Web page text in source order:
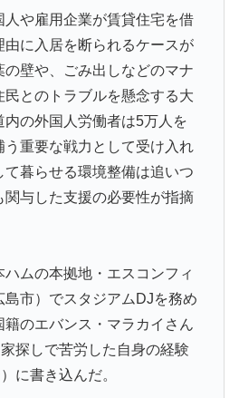
回カメラが逃げる」【海外の反
帝強占期前後の写真を見てみよ
安泰だ」16歳MF三井寺眞、衝撃
歴代2位の記録！3得点に絡む活躍
反応】
にしてしまうまさかの瞬間！！
ちしたろ！（ﾌﾞﾘｯw）」
籍金が交渉の壁に..現地サポの本
応】
ンチン協会、FIFA会長に断固たる
ないんだなｗ」
作品ばかりアニメ化してて心配に
や雇用企業が賃貸住宅を借
由に入居を断られるケースが
壁や、ごみ出しなどのマナ
民とのトラブルを懸念する大
の外国人労働者は5万人を
う重要な戦力として受け入れ
て暮らせる環境整備は追いつ
関与した支援の必要性が指摘
ムの本拠地・エスコンフィ
島市）でスタジアムDJを務め
籍のエバンス・マラカイさん
探しで苦労した自身の経験
に書き込んだ。